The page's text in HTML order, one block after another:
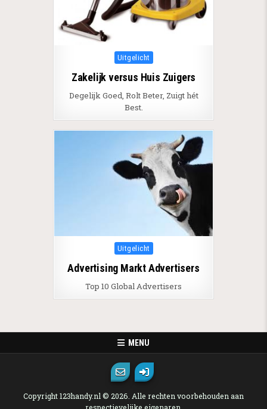
Posted in
Uitgelicht
Zakelijk versus Huis Zuigers
Degelijk Goed, Rolt Beter, Zuigt hét
Best.
Posted in
Uitgelicht
Advertising Markt Advertisers
Top 10 Global Advertisers
MENU
Copyright 123handy.nl © 2026. Alle rechten voorbehouden aan